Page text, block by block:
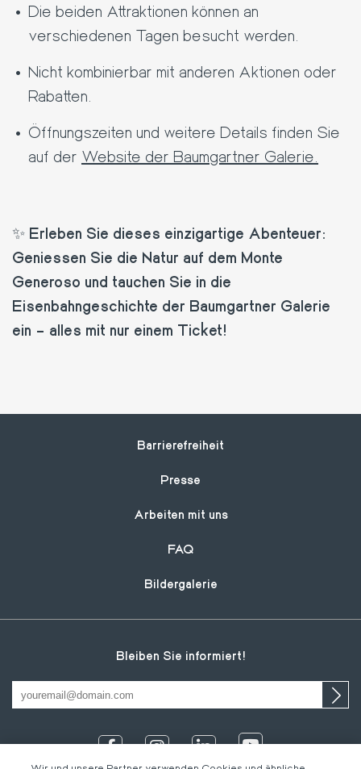
Die beiden Attraktionen können an
verschiedenen Tagen besucht werden.
Nicht kombinierbar mit anderen Aktionen oder
Rabatten.
Öffnungszeiten und weitere Details finden Sie
auf der Website der Baumgartner Galerie.
✨ Erleben Sie dieses einzigartige Abenteuer:
Geniessen Sie die Natur auf dem Monte
Generoso und tauchen Sie in die
Eisenbahngeschichte der Baumgartner Galerie
ein – alles mit nur einem Ticket!
Footer
Barrierefreiheit
Presse
Arbeiten mit uns
FAQ
Bildergalerie
Bleiben Sie informiert!